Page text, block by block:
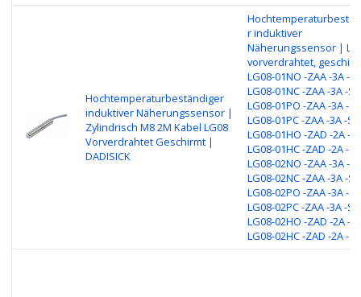
Hochtemperaturbeständiger
induktiver Näherungssensor |
Zylindrisch M8 2M Kabel LG08
Vorverdrahtet Geschirmt |
DADISICK
r induktiver
Näherungssensor |
vorverdrahtet,
LG08-01NO -ZAA -3A -
LG08-01NC -ZAA -3A -
LG08-01PO -ZAA -3A -
LG08-01PC -ZAA -3A -
LG08-01HO -ZAD -2A -
LG08-01HC -ZAD -2A -
LG08-02NO -ZAA -3A -
LG08-02NC -ZAA -3A -
LG08-02PO -ZAA -3A -
LG08-02PC -ZAA -3A -
LG08-02HO -ZAD -2A -
LG08-02HC -ZAD -2A -